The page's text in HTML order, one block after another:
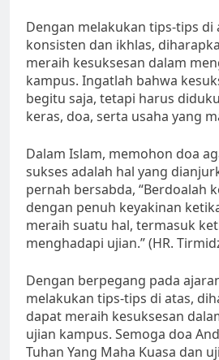
Dengan melakukan tips-tips di
konsisten dan ikhlas,
meraih kesuksesan dalam
kampus. Ingatlah bahwa
begitu saja, tetapi harus
keras, doa, serta usaha yang
Dalam Islam, memohon doa
sukses adalah hal yang
pernah bersabda, “Berdoalah
dengan penuh keyakinan
meraih suatu hal, termasuk
menghadapi ujian.” (HR.
Dengan berpegang pada
melakukan tips-tips di atas,
dapat meraih kesuksesan
ujian kampus. Semoga doa
Tuhan Yang Maha Kuasa dan